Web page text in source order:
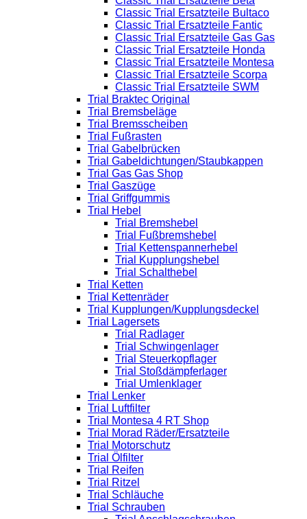
Classic Trial Ersatzteile Bultaco
Classic Trial Ersatzteile Fantic
Classic Trial Ersatzteile Gas Gas
Classic Trial Ersatzteile Honda
Classic Trial Ersatzteile Montesa
Classic Trial Ersatzteile Scorpa
Classic Trial Ersatzteile SWM
Trial Braktec Original
Trial Bremsbeläge
Trial Bremsscheiben
Trial Fußrasten
Trial Gabelbrücken
Trial Gabeldichtungen/Staubkappen
Trial Gas Gas Shop
Trial Gaszüge
Trial Griffgummis
Trial Hebel
Trial Bremshebel
Trial Fußbremshebel
Trial Kettenspannerhebel
Trial Kupplungshebel
Trial Schalthebel
Trial Ketten
Trial Kettenräder
Trial Kupplungen/Kupplungsdeckel
Trial Lagersets
Trial Radlager
Trial Schwingenlager
Trial Steuerkopflager
Trial Stoßdämpferlager
Trial Umlenklager
Trial Lenker
Trial Luftfilter
Trial Montesa 4 RT Shop
Trial Morad Räder/Ersatzteile
Trial Motorschutz
Trial Ölfilter
Trial Reifen
Trial Ritzel
Trial Schläuche
Trial Schrauben